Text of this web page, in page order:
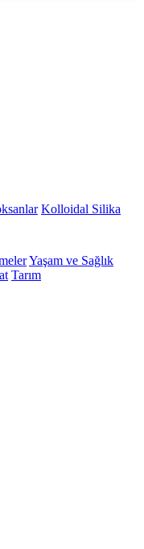
Kolloidal Silika
Yaşam ve Sağlık
Tarım